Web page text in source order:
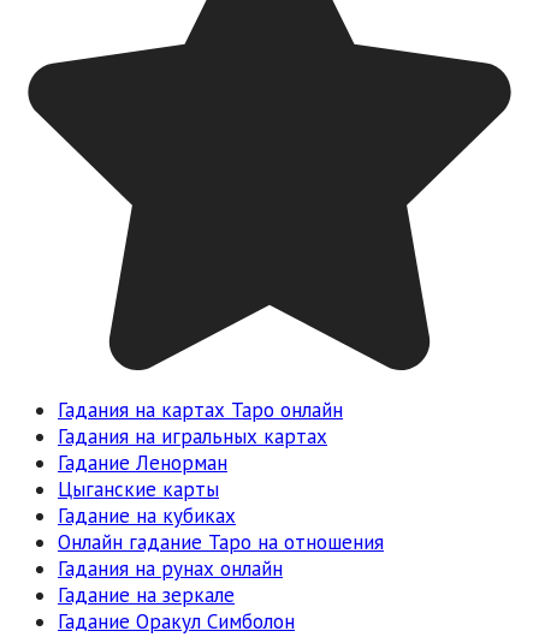
Гадания на картах Таро онлайн
Гадания на игральных картах
Гадание Ленорман
Цыганские карты
Гадание на кубиках
Онлайн гадание Таро на отношения
Гадания на рунах онлайн
Гадание на зеркале
Гадание Оракул Симболон